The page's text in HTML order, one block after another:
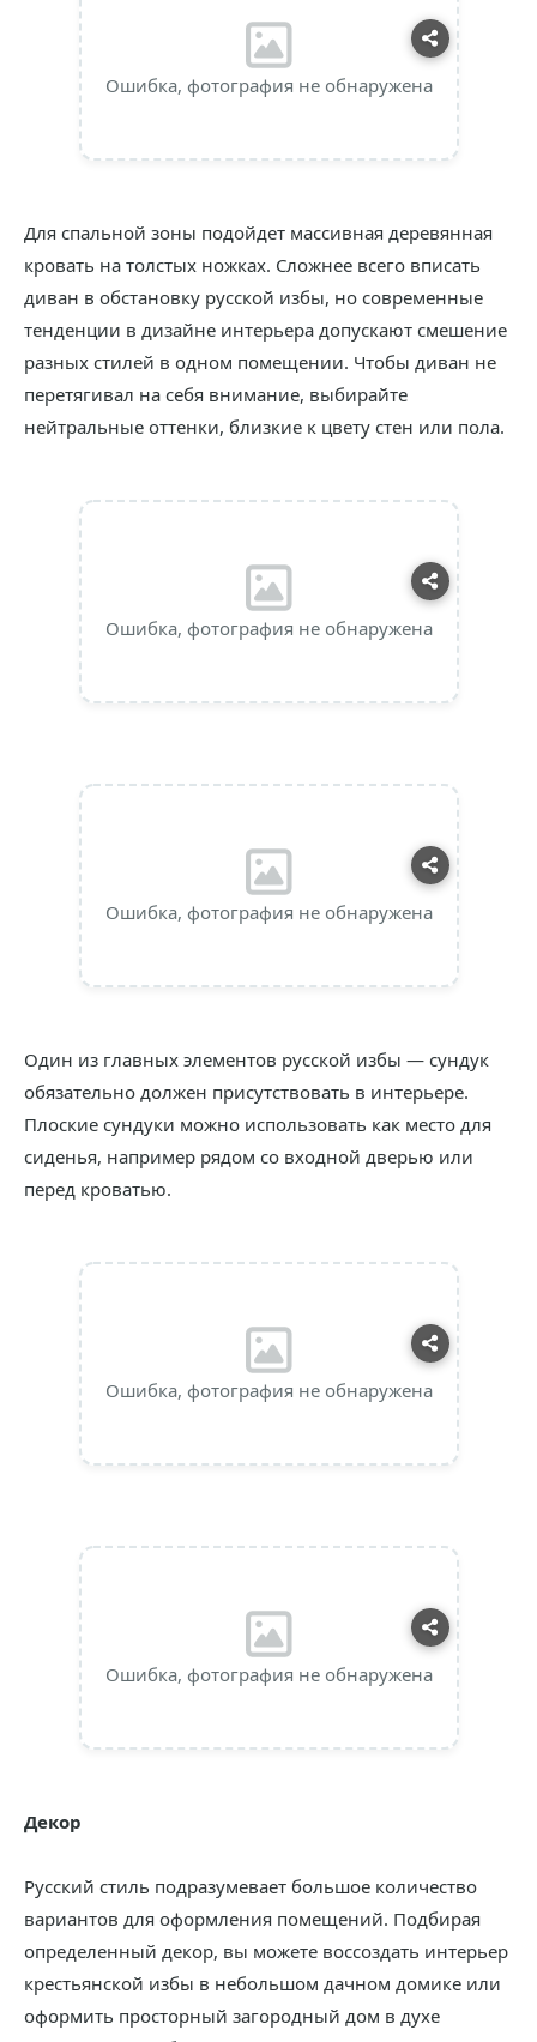
Ошибка, фотография не обнаружена
Для спальной зоны подойдет массивная деревянная
кровать на толстых ножках. Сложнее всего вписать
диван в обстановку русской избы, но современные
тенденции в дизайне интерьера допускают смешение
разных стилей в одном помещении. Чтобы диван не
перетягивал на себя внимание, выбирайте
нейтральные оттенки, близкие к цвету стен или пола.
Ошибка, фотография не обнаружена
Ошибка, фотография не обнаружена
Один из главных элементов русской избы — сундук
обязательно должен присутствовать в интерьере.
Плоские сундуки можно использовать как место для
сиденья, например рядом со входной дверью или
перед кроватью.
Ошибка, фотография не обнаружена
Ошибка, фотография не обнаружена
Декор
Русский стиль подразумевает большое количество
вариантов для оформления помещений. Подбирая
определенный декор, вы можете воссоздать интерьер
крестьянской избы в небольшом дачном домике или
оформить просторный загородный дом в духе